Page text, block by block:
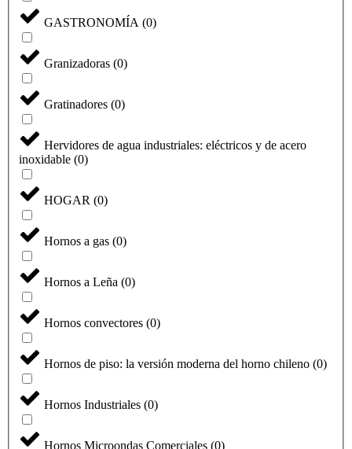
GASTRONOMÍA (0)
Granizadoras (0)
Gratinadores (0)
Hervidores de agua industriales: eléctricos y de acero
inoxidable (0)
HOGAR (0)
Hornos a gas (0)
Hornos a Leña (0)
Hornos convectores (0)
Hornos de piso: la versión moderna del horno chileno (0)
Hornos Industriales (0)
Hornos Microondas Comerciales (0)